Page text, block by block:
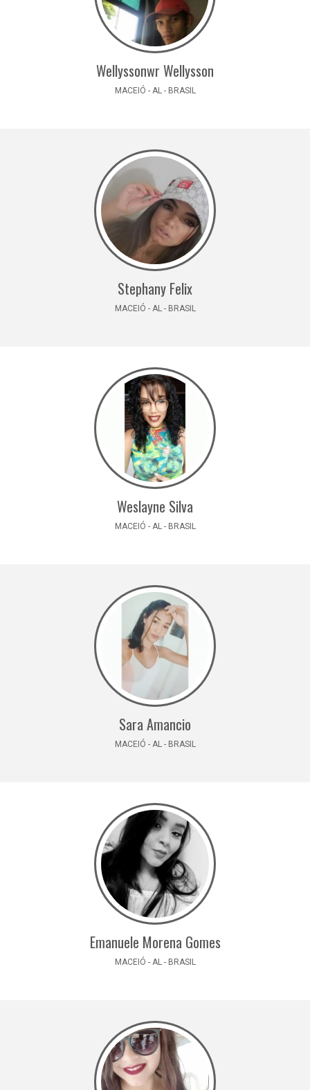
Wellyssonwr Wellysson
MACEIÓ - AL - BRASIL
Stephany Felix
MACEIÓ - AL - BRASIL
Weslayne Silva
MACEIÓ - AL - BRASIL
Sara Amancio
MACEIÓ - AL - BRASIL
Emanuele Morena Gomes
MACEIÓ - AL - BRASIL